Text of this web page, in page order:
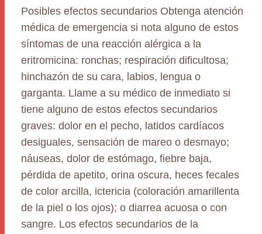
Posibles efectos secundarios Obtenga atención
médica de emergencia si nota alguno de estos
síntomas de una reacción alérgica a la
eritromicina: ronchas; respiración dificultosa;
hinchazón de su cara, labios, lengua o
garganta. Llame a su médico de inmediato si
tiene alguno de estos efectos secundarios
graves: dolor en el pecho, latidos cardíacos
desiguales, sensación de mareo o desmayo;
náuseas, dolor de estómago, fiebre baja,
pérdida de apetito, orina oscura, heces fecales
de color arcilla, ictericia (coloración amarillenta
de la piel o los ojos); o diarrea acuosa o con
sangre. Los efectos secundarios de la